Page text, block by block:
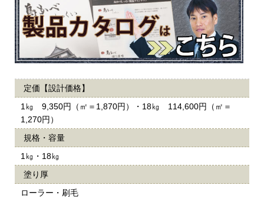
定価【設計価格】
1㎏ 9,350円（㎡＝1,870円）・18㎏ 114,600円（㎡＝
1,270円）
規格・容量
1㎏・18㎏
塗り厚
ローラー・刷毛